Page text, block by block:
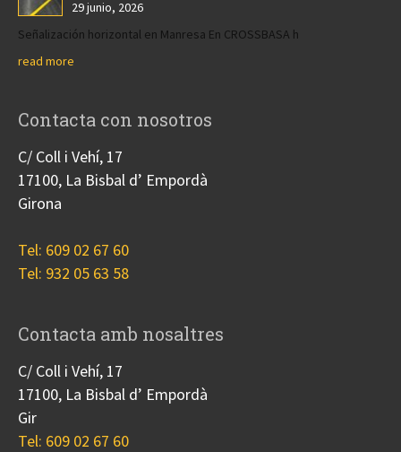
29 junio, 2026
Señalización horizontal en Manresa En CROSSBASA h
read more
Contacta con nosotros
C/ Coll i Vehí, 17
17100, La Bisbal d’ Empordà
Girona
Tel: 609 02 67 60
Tel: 932 05 63 58
Contacta amb nosaltres
C/ Coll i Vehí, 17
17100, La Bisbal d’ Empordà
Gir
Tel: 609 02 67 60